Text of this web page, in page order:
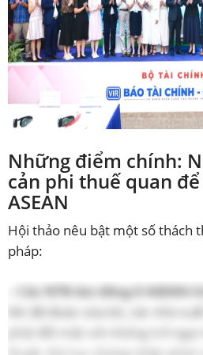
Những điểm chính:
cản phi thuế quan
ASEAN
Hội thảo nêu bật một số thách
pháp:
Các NTB dai dẳng ở ASEAN
lớn đã được xóa bỏ, các nhà
phải đối mặt với những trở ngại